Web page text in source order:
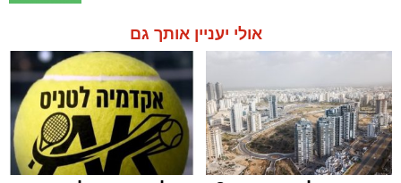
אולי יעניין אותך גם